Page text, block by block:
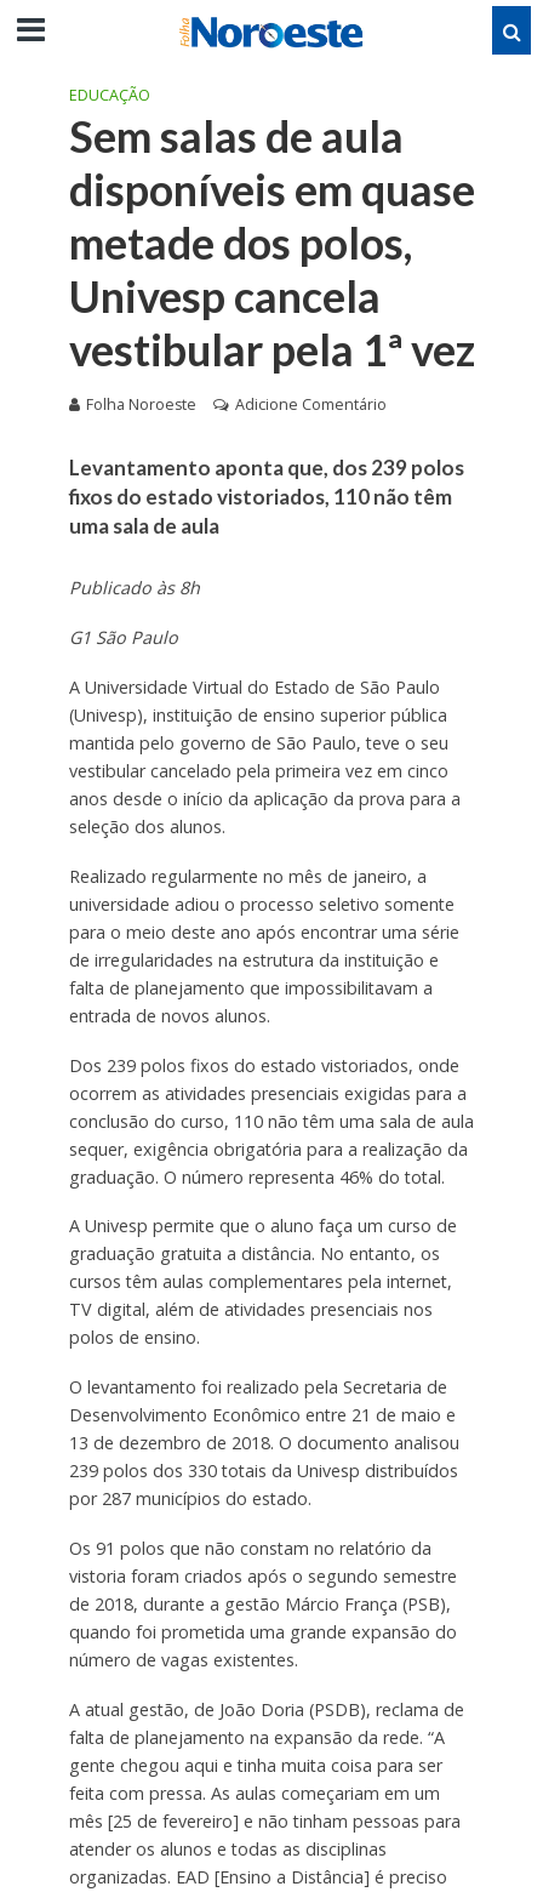
EDUCAÇÃO
Sem salas de aula
disponíveis em quase
metade dos polos,
Univesp cancela
vestibular pela 1ª vez
Folha Noroeste Adicione Comentário
Levantamento aponta que, dos 239 polos
fixos do estado vistoriados, 110 não têm
uma sala de aula
Publicado às 8h
G1 São Paulo
A Universidade Virtual do Estado de São Paulo
(Univesp), instituição de ensino superior pública
mantida pelo governo de São Paulo, teve o seu
vestibular cancelado pela primeira vez em cinco
anos desde o início da aplicação da prova para a
seleção dos alunos.
Realizado regularmente no mês de janeiro, a
universidade adiou o processo seletivo somente
para o meio deste ano após encontrar uma série
de irregularidades na estrutura da instituição e
falta de planejamento que impossibilitavam a
entrada de novos alunos.
Dos 239 polos fixos do estado vistoriados, onde
ocorrem as atividades presenciais exigidas para a
conclusão do curso, 110 não têm uma sala de aula
sequer, exigência obrigatória para a realização da
graduação. O número representa 46% do total.
A Univesp permite que o aluno faça um curso de
graduação gratuita a distância. No entanto, os
cursos têm aulas complementares pela internet,
TV digital, além de atividades presenciais nos
polos de ensino.
O levantamento foi realizado pela Secretaria de
Desenvolvimento Econômico entre 21 de maio e
13 de dezembro de 2018. O documento analisou
239 polos dos 330 totais da Univesp distribuídos
por 287 municípios do estado.
Os 91 polos que não constam no relatório da
vistoria foram criados após o segundo semestre
de 2018, durante a gestão Márcio França (PSB),
quando foi prometida uma grande expansão do
número de vagas existentes.
A atual gestão, de João Doria (PSDB), reclama de
falta de planejamento na expansão da rede. “A
gente chegou aqui e tinha muita coisa para ser
feita com pressa. As aulas começariam em um
mês [25 de fevereiro] e não tinham pessoas para
atender os alunos e todas as disciplinas
organizadas. EAD [Ensino a Distância] é preciso